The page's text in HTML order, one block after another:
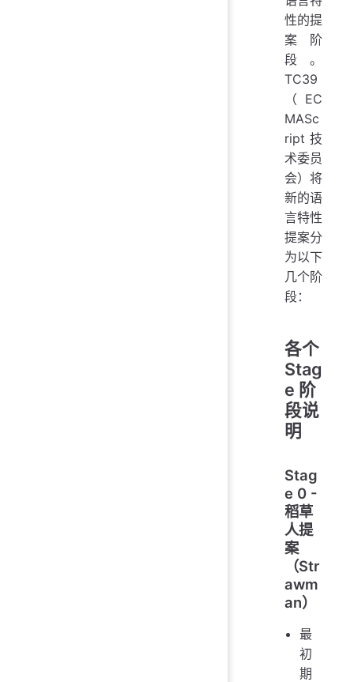
性的提
案阶
段。
TC39
（EC
MASc
ript 技
术委员
会）将
新的语
言特性
提案分
为以下
几个阶
段：
各个
Stag
e 阶
段说
明
Stag
e 0 -
稻草
人提
案
（Str
awm
an）
最
初
期